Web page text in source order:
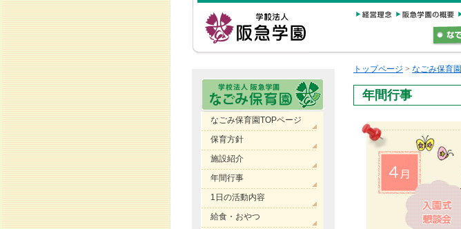
なごみ保育園TOPページ
保育方針
施設紹介
年間行事
1日の活動内容
給食・おやつ
トップページ > なごみ保育園
年間行事